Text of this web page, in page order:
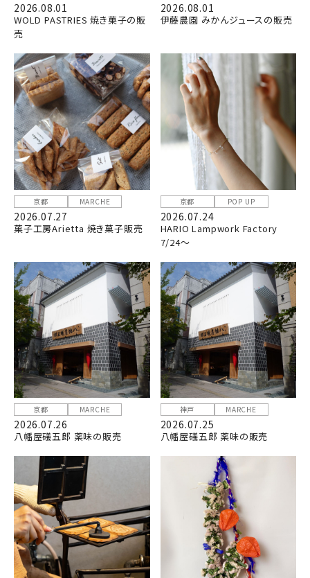
2026.08.01
WOLD PASTRIES 焼き菓子の販
売
2026.08.01
伊藤農園 みかんジュースの販売
京都 MARCHE
2026.07.27
菓子工房Arietta 焼き菓子販売
京都 POP UP
2026.07.24
HARIO Lampwork Factory
7/24～
京都 MARCHE
2026.07.26
八幡屋礒五郎 薬味の販売
神戸 MARCHE
2026.07.25
八幡屋礒五郎 薬味の販売